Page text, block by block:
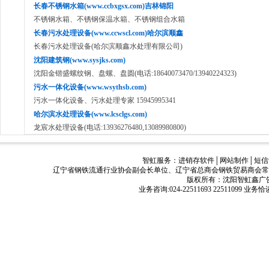
长春不锈钢水箱(www.ccbxgsx.com)吉林锦阳
不锈钢水箱、不锈钢保温水箱、不锈钢组合水箱
长春污水处理设备(www.ccwscl.com)哈尔滨顺鑫
长春污水处理设备(哈尔滨顺鑫水处理有限公司)
沈阳建筑钢(www.sysjks.com)
沈阳金锴盛螺纹钢、盘螺、盘圆(电话:18640073470/13940224323)
污水一体化设备(www.wsythsb.com)
污水一体化设备、污水处理专家 15945995341
哈尔滨水处理设备(www.lcsclgs.com)
龙宸水处理设备(电话:13936276480,13089980800)
智虹服务：进销存软件 网站制作 │短
辽宁省钢铁流通行业协会副会长单位、辽宁省总商会钢铁贸易商会
版权所有：沈阳智虹鑫广
业务咨询:024-22511693 22511099 业务